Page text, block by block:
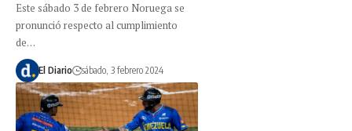
Este sábado 3 de febrero Noruega se
pronunció respecto al cumplimiento
de…
El Diario sábado, 3 febrero 2024